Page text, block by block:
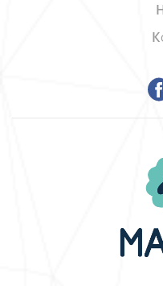
К